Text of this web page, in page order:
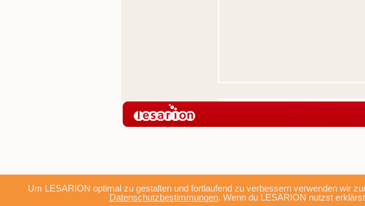
Um LESARION optimal zu gestalten und fortlaufend zu verbessern verwenden wir
Datenschutzbestimmungen. Wenn du LESARION nutzst